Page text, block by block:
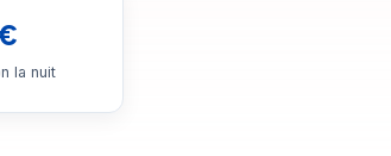
la nuit